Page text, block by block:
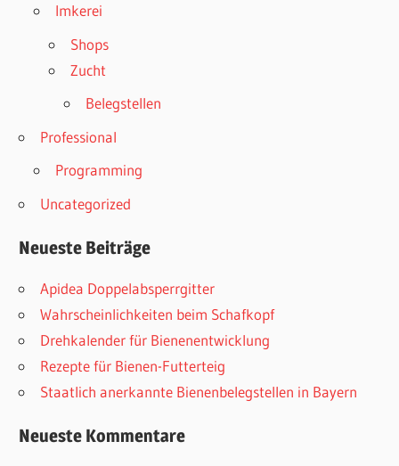
Imkerei
Shops
Zucht
Belegstellen
Professional
Programming
Uncategorized
Neueste Beiträge
Apidea Doppelabsperrgitter
Wahrscheinlichkeiten beim Schafkopf
Drehkalender für Bienenentwicklung
Rezepte für Bienen-Futterteig
Staatlich anerkannte Bienenbelegstellen in Bayern
Neueste Kommentare